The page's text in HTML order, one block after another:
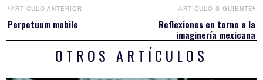
Navegación
de
entradas
ARTÍCULO ANTERIOR
Previous
Perpetuum mobile
ARTÍCULO SIGUIENTE
Reflexiones en torno a la
imaginería mexicana
OTROS ARTÍCULOS